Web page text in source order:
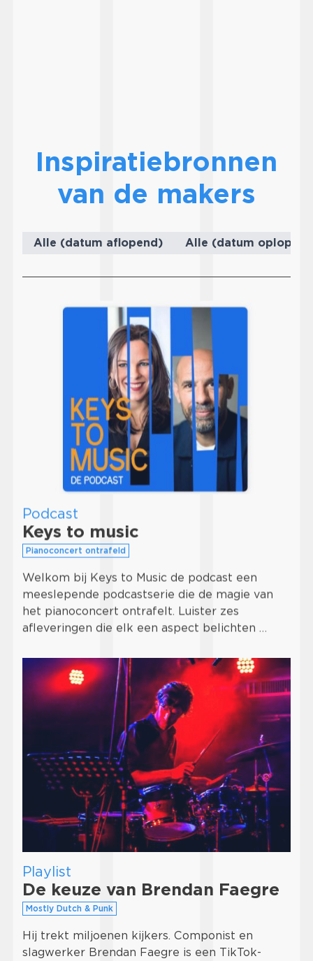
Inspiratiebronnen
van de makers
Podcast
Keys to music
Pianoconcert ontrafeld
Welkom bij Keys to Music de podcast een
meeslepende podcastserie die de magie van
het pianoconcert ontrafelt. Luister zes
afleveringen die elk een aspect belichten …
Playlist
De keuze van Brendan Faegre
Mostly Dutch & Punk
Hij trekt miljoenen kijkers. Componist en
slagwerker Brendan Faegre is een TikTok-